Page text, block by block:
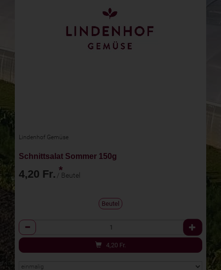
Lindenhof Gemüse
Schnittsalat Sommer 150g
4,20 Fr. *
/ Beutel
Beutel
Anzahl
4,20 Fr.